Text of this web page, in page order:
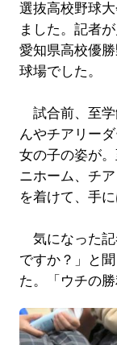
選抜高校野球
ました。記者
愛知県高校優
球場でした。
試合前、至学
んやチアリー
女の子の姿が
ニホーム、チ
を着けて、手
気になった記
ですか？」と
た。「ウチの